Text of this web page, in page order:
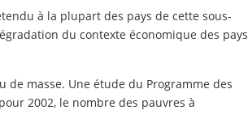
à la plupart des pays de cette sous-
du contexte économique des pays
de masse. Une étude du Programme des
2002, le nombre des pauvres à